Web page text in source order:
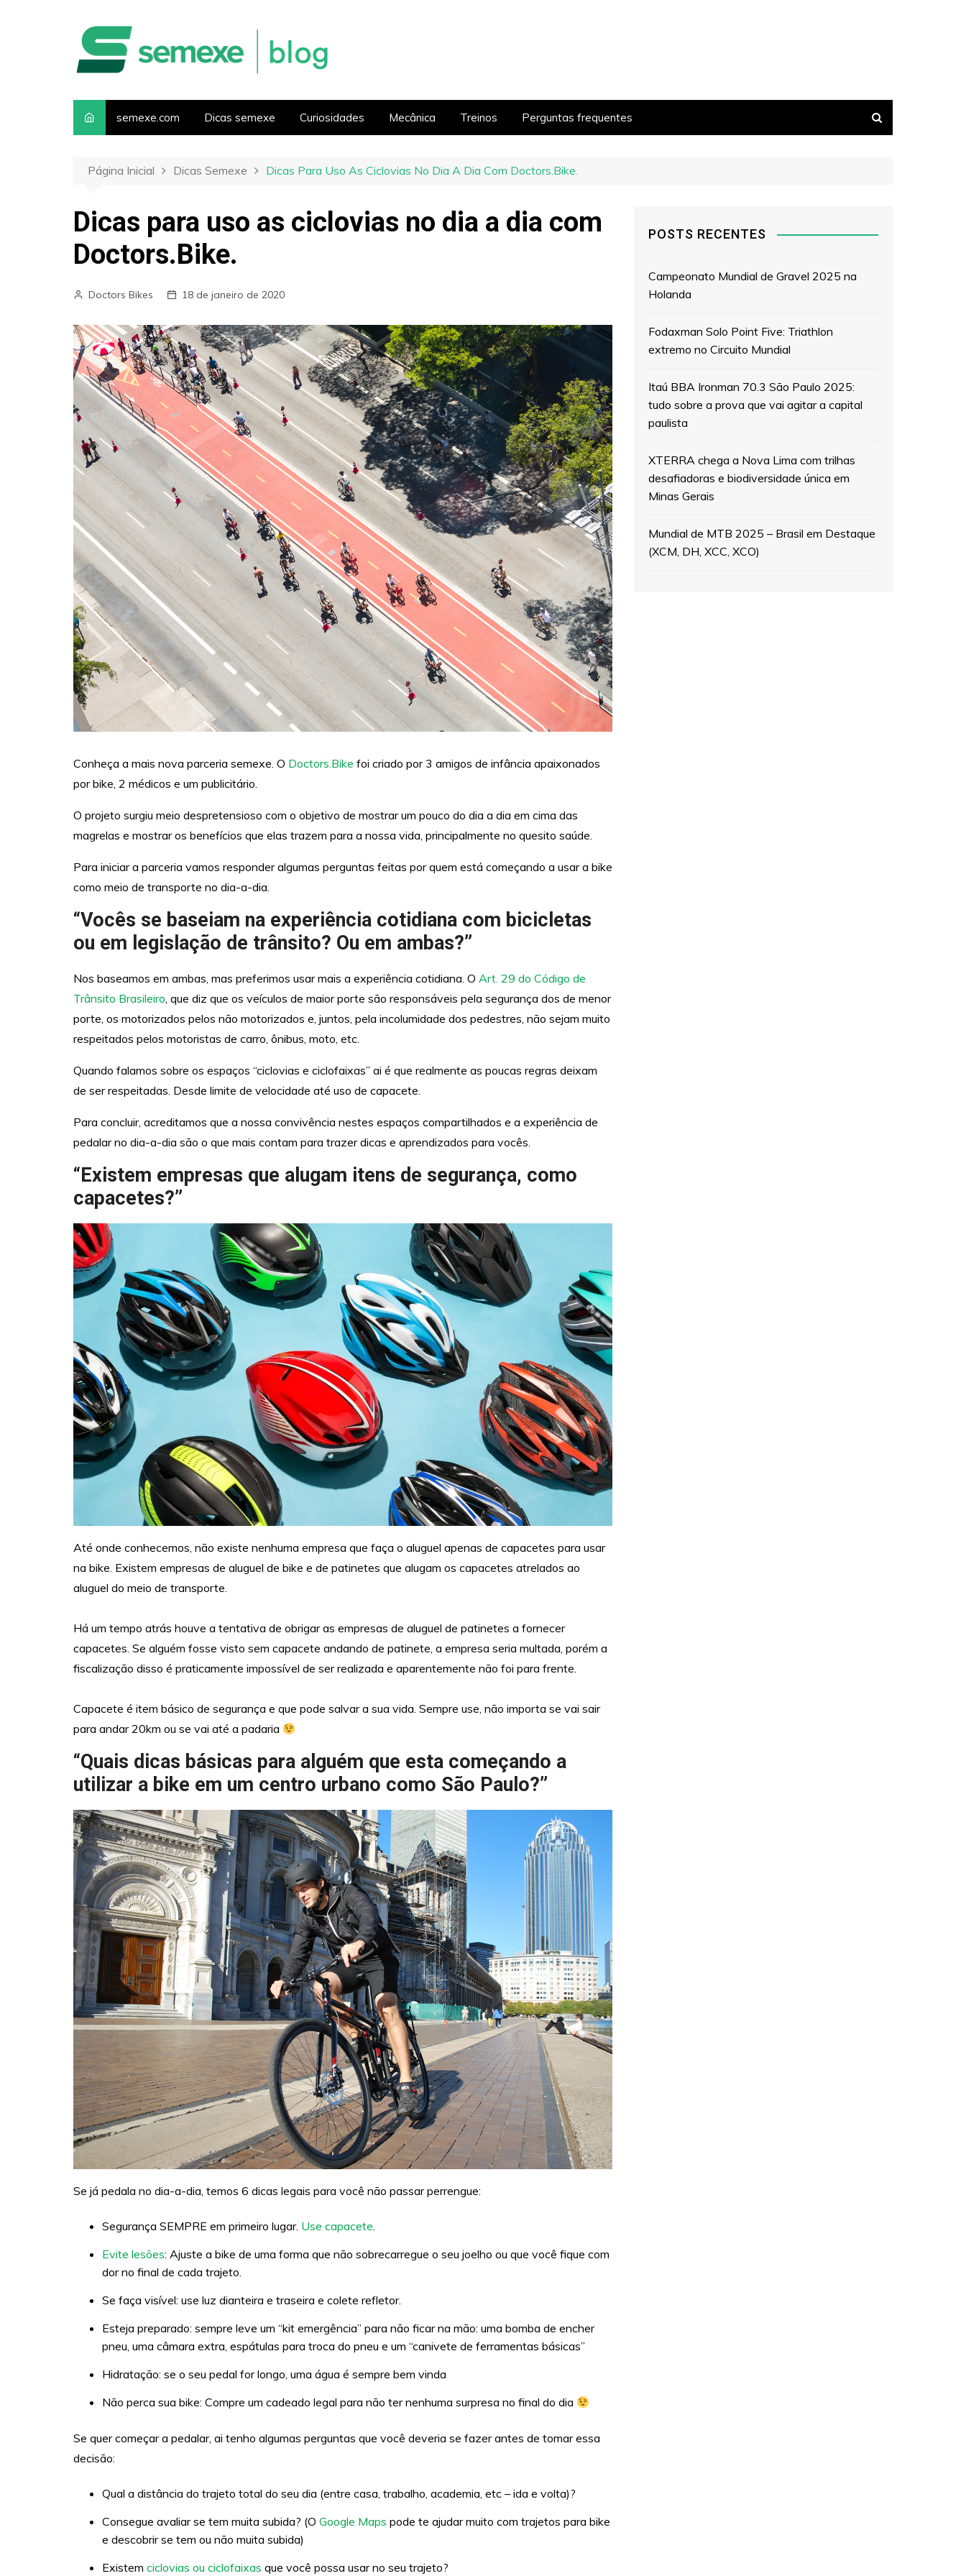
semexe.com Dicas semexe Curiosidades Mecânica Treinos Perguntas frequentes
Página Inicial Dicas Semexe Dicas Para Uso As Ciclovias No Dia A Dia Com Doctors.Bike.
Dicas para uso as ciclovias no dia a dia com
Doctors.Bike.
Doctors Bikes 18 de janeiro de 2020
Conheça a mais nova parceria semexe. O Doctors.Bike foi criado por 3 amigos de infância apaixonados
por bike, 2 médicos e um publicitário.
O projeto surgiu meio despretensioso com o objetivo de mostrar um pouco do dia a dia em cima das
magrelas e mostrar os benefícios que elas trazem para a nossa vida, principalmente no quesito saúde.
Para iniciar a parceria vamos responder algumas perguntas feitas por quem está começando a usar a bike
como meio de transporte no dia-a-dia.
“Vocês se baseiam na experiência cotidiana com bicicletas
ou em legislação de trânsito? Ou em ambas?”
Nos baseamos em ambas, mas preferimos usar mais a experiência cotidiana. O Art. 29 do Código de
Trânsito Brasileiro , que diz que os veículos de maior porte são responsáveis pela segurança dos de menor
porte, os motorizados pelos não motorizados e, juntos, pela incolumidade dos pedestres, não sejam muito
respeitados pelos motoristas de carro, ônibus, moto, etc.
Quando falamos sobre os espaços “ciclovias e ciclofaixas” ai é que realmente as poucas regras deixam
de ser respeitadas. Desde limite de velocidade até uso de capacete.
Para concluir, acreditamos que a nossa convivência nestes espaços compartilhados e a experiência de
pedalar no dia-a-dia são o que mais contam para trazer dicas e aprendizados para vocês.
“Existem empresas que alugam itens de segurança, como
capacetes?”
Até onde conhecemos, não existe nenhuma empresa que faça o aluguel apenas de capacetes para usar
na bike. Existem empresas de aluguel de bike e de patinetes que alugam os capacetes atrelados ao
aluguel do meio de transporte.
Há um tempo atrás houve a tentativa de obrigar as empresas de aluguel de patinetes a fornecer
capacetes. Se alguém fosse visto sem capacete andando de patinete, a empresa seria multada, porém a
fiscalização disso é praticamente impossível de ser realizada e aparentemente não foi para frente.
Capacete é item básico de segurança e que pode salvar a sua vida. Sempre use, não importa se vai sair
para andar 20km ou se vai até a padaria
“Quais dicas básicas para alguém que esta começando a
utilizar a bike em um centro urbano como São Paulo?”
Se já pedala no dia-a-dia, temos 6 dicas legais para você não passar perrengue:
Segurança SEMPRE em primeiro lugar. Use capacete
Evite lesões: Ajuste a bike de uma forma que não sobrecarregue o seu joelho ou que você fique com
dor no final de cada trajeto.
Se faça visível: use luz dianteira e traseira e colete refletor.
Esteja preparado: sempre leve um “kit emergência” para não ficar na mão: uma bomba de encher
pneu, uma câmara extra, espátulas para troca do pneu e um “canivete de ferramentas básicas”
Hidratação: se o seu pedal for longo, uma água é sempre bem vinda
Não perca sua bike: Compre um cadeado legal para não ter nenhuma surpresa no final do dia
Se quer começar a pedalar, ai tenho algumas perguntas que você deveria se fazer antes de tomar essa
decisão:
Qual a distância do trajeto total do seu dia (entre casa, trabalho, academia, etc – ida e volta)?
Consegue avaliar se tem muita subida? (O Google Maps pode te ajudar muito com trajetos para bike
e descobrir se tem ou não muita subida)
Existem ciclovias ou ciclofaixas que você possa usar no seu trajeto?
POSTS RECENTES
Campeonato Mundial de Gravel 2025 na
Holanda
Fodaxman Solo Point Five: Triathlon
extremo no Circuito Mundial
Itaú BBA Ironman 70.3 São Paulo 2025:
tudo sobre a prova que vai agitar a capital
paulista
XTERRA chega a Nova Lima com trilhas
desafiadoras e biodiversidade única em
Minas Gerais
Mundial de MTB 2025 – Brasil em Destaque
(XCM, DH, XCC, XCO)